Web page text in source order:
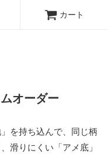
カート
オーダー
を持ち込んで、同じ柄
滑りにくい「アメ底」